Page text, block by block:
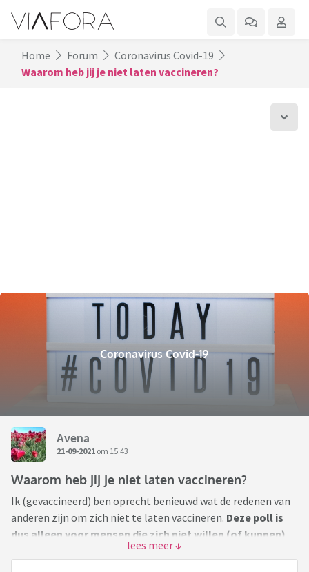
Home Forum
Coronavirus Covid-19
Waarom heb jij je niet laten vaccineren?
Coronavirus Covid-19
Avena
21-09-2021 om 15:43
Waarom heb jij je niet laten vaccineren?
Ik (gevaccineerd) ben oprecht benieuwd wat de redenen van
anderen zijn om zich niet te laten vaccineren. Deze poll is
dus alleen voor mensen die zich niet willen (of kunnen)
Helaas kun je op dit forum geen poll